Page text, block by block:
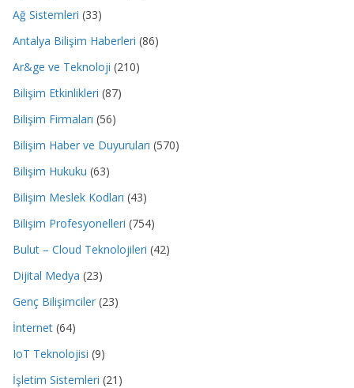
Ağ Sistemleri (33)
Antalya Bilişim Haberleri (86)
Ar&ge ve Teknoloji (210)
Bilişim Etkinlikleri (87)
Bilişim Firmaları (56)
Bilişim Haber ve Duyuruları (570)
Bilişim Hukuku (63)
Bilişim Meslek Kodları (43)
Bilişim Profesyonelleri (754)
Bulut – Cloud Teknolojileri (42)
Dijital Medya (23)
Genç Bilişimciler (23)
İnternet (64)
IoT Teknolojisi (9)
İşletim Sistemleri (21)